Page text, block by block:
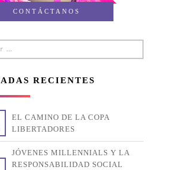
CONTÁCTANOS
RECIENTES
EL CAMINO DE LA COPA
LIBERTADORES
JÓVENES MILLENNIALS Y LA
RESPONSABILIDAD SOCIAL